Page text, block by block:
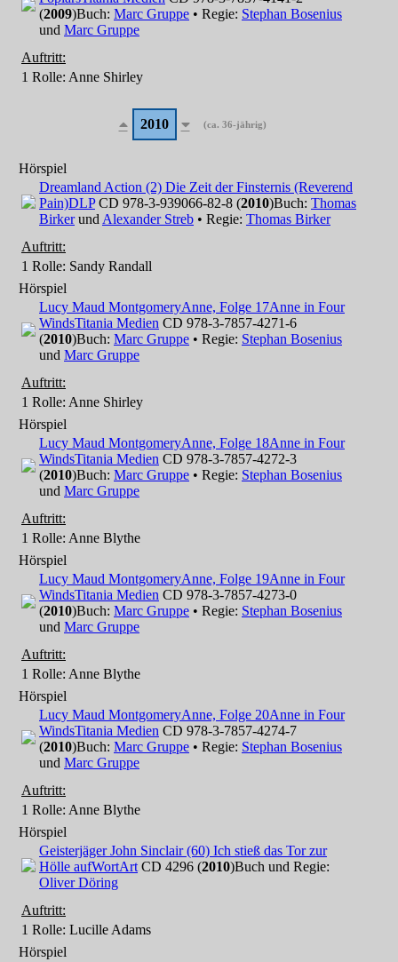
(2009)Buch: Marc Gruppe • Regie: Stephan Bosenius
und Marc Gruppe
Auftritt:
1 Rolle: Anne Shirley
2010 (ca. 36-jährig)
Hörspiel
Dreamland Action (2) Die Zeit der Finsternis (Reverend
Pain)DLPCD 978-3-939066-82-8 (2010)Buch: Thomas
Birkerund Alexander Streb • Regie: Thomas Birker
Auftritt:
1 Rolle: Sandy Randall
Hörspiel
Lucy Maud MontgomeryAnne, Folge 17Anne in Four
WindsTitania Medien CD 978-3-7857-4271-6
(2010)Buch: Marc Gruppe • Regie: Stephan Bosenius
und Marc Gruppe
Auftritt:
1 Rolle: Anne Shirley
Hörspiel
Lucy Maud MontgomeryAnne, Folge 18Anne in Four
WindsTitania Medien CD 978-3-7857-4272-3
(2010)Buch: Marc Gruppe • Regie: Stephan Bosenius
und Marc Gruppe
Auftritt:
1 Rolle: Anne Blythe
Hörspiel
Lucy Maud MontgomeryAnne, Folge 19Anne in Four
WindsTitania Medien CD 978-3-7857-4273-0
(2010)Buch: Marc Gruppe • Regie: Stephan Bosenius
und Marc Gruppe
Auftritt:
1 Rolle: Anne Blythe
Hörspiel
Lucy Maud MontgomeryAnne, Folge 20Anne in Four
WindsTitania Medien CD 978-3-7857-4274-7
(2010)Buch: Marc Gruppe • Regie: Stephan Bosenius
und Marc Gruppe
Auftritt:
1 Rolle: Anne Blythe
Hörspiel
Geisterjäger John Sinclair (60) Ich stieß das Tor zur
Hölle aufWortArt CD 4296 (2010)Buch und Regie:
Oliver Döring
Auftritt:
1 Rolle: Lucille Adams
Hörspiel